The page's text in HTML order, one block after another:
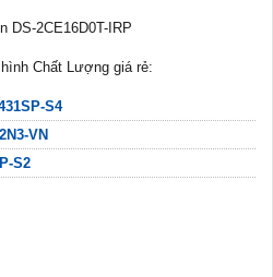
Chất Lượng giá rẻ:
S4
VN
S2